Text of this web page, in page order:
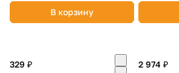
В корзину
329 ₽
2 974 ₽